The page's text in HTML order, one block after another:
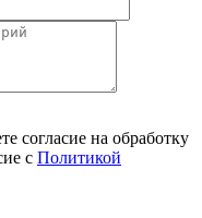
согласие на обработку
с Политикой